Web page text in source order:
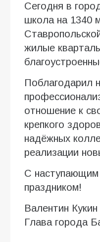
Сегодня в
школа на 1340
жилые
Поблагодарил
отношение к
крепкого
надёжных
реализации
С
праздником!
Валентин Кукин
Глава города